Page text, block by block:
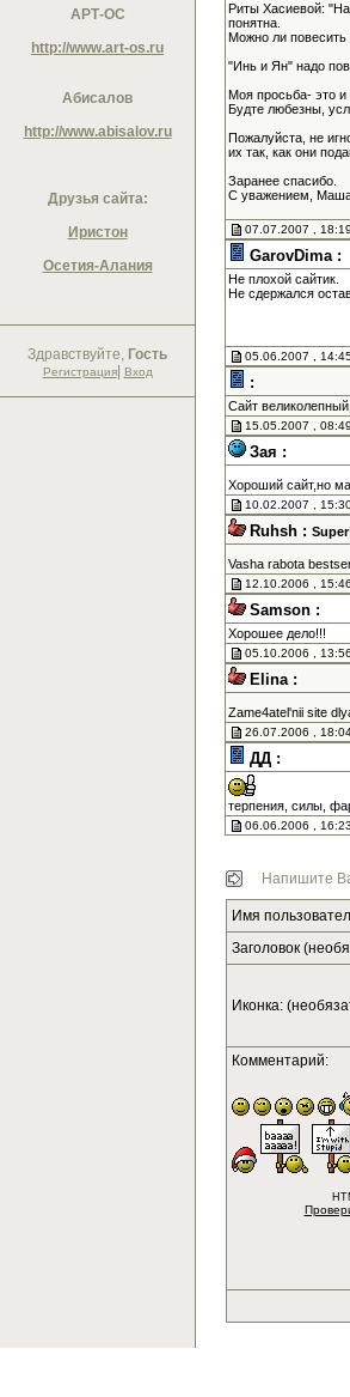
АРТ-ОС
http://www.art-os.ru
Абисалов
http://www.abisalov.ru
Друзья сайта:
Иристон
Осетия-Алания
Здравствуйте, Гость
Регистрация| Вход
Риты Хасиевой: "На
понятна.
Можно ли
"Инь и Ян" надо
Моя просьба- это и
Будте любезны,
Пожалуйста, не
их так, как они
Заранее спасибо.
С уважением,
07.07.2007 , 18:19
GarovDima :
Не плохой сайтик.
Не сдержался
05.06.2007 ,
:
Сайт
15.05.2007 , 08:49
Зая :
Хороший сайт,но
10.02.2007 ,
Ruhsh :
Vasha rabota
12.10.2006 , 15:46
Samson :
Хорошее дело!!!
05.10.2006 , 13:56
Elina :
Zame4atel'nii site
26.07.2006 ,
ДД :
терпения, силы,
06.06.2006 , 16:23
Напишите
Имя
Заголовок
Иконка:
Комментарий: